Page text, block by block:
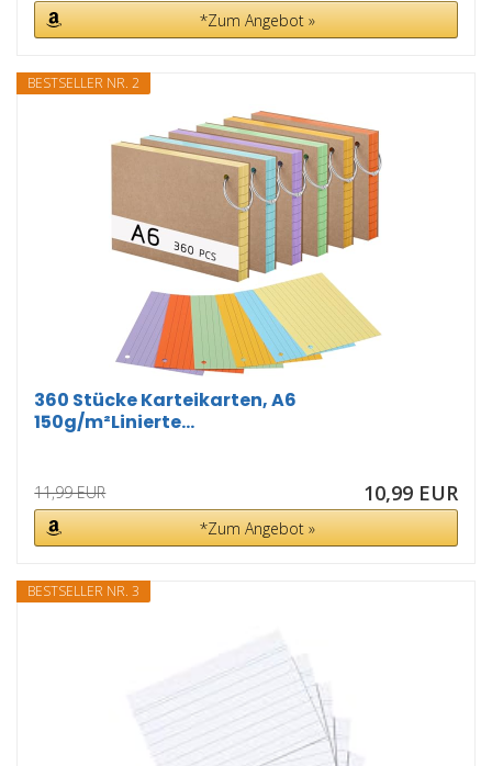
*Zum Angebot »
BESTSELLER NR. 2
360 Stücke Karteikarten, A6
150g/m²Linierte...
11,99 EUR 10,99 EUR
*Zum Angebot »
BESTSELLER NR. 3